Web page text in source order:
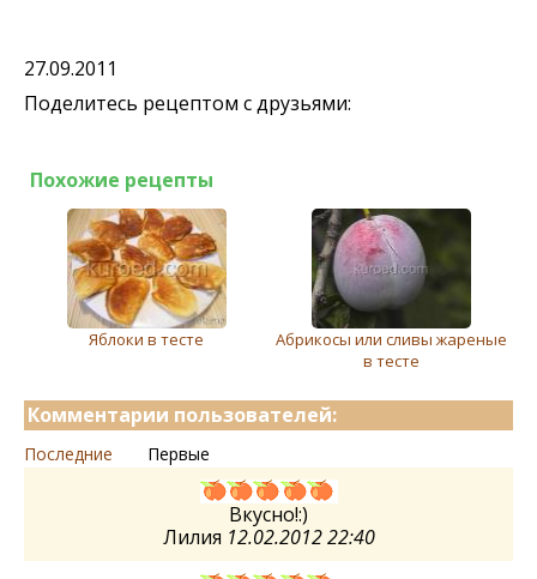
27.09.2011
Поделитесь рецептом с друзьями:
Похожие рецепты
Яблоки в тесте
Абрикосы или сливы жареные
в тесте
Комментарии пользователей:
Последние Первые
Вкусно!:)
Лилия 12.02.2012 22:40